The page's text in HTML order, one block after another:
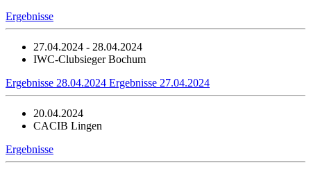
Ergebnisse
27.04.2024 - 28.04.2024
IWC-Clubsieger Bochum
Ergebnisse 28.04.2024 Ergebnisse 27.04.2024
20.04.2024
CACIB Lingen
Ergebnisse